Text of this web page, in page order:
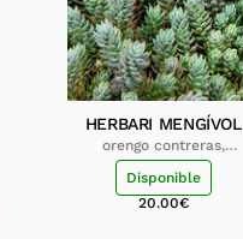
HERBARI MENGÍVOL
orengo contreras,
antoni
Disponible
20.00€